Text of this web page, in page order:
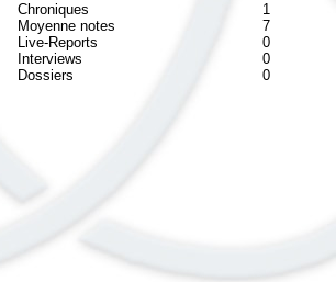
Chroniques
1
Moyenne notes
7
Live-Reports
0
Interviews
0
Dossiers
0